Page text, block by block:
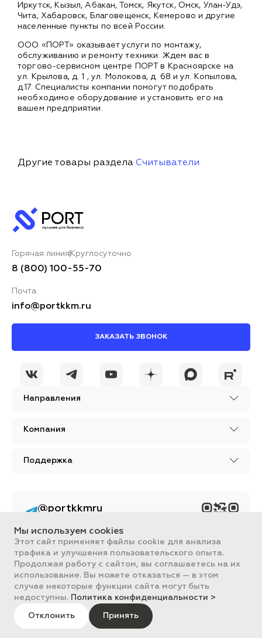
Иркутск, Кызыл, Абакан, Томск, Якутск, Омск, Улан-Удэ,
Чита, Хабаровск, Благовещенск, Кемерово и другие
населенные пункты по всей России.
ООО «ПОРТ» оказывает услуги по монтажу,
обслуживанию и ремонту техники. Ждем вас в
торгово-сервисном центре ПОРТ в Красноярске на
ул. Крылова, д. 1 , ул. Молокова, д. 68 и ул. Копылова,
д.17. Специалисты компании помогут подобрать
необходимое оборудование и установить его на
вашем предприятии.
Другие товары раздела Считыватели
Направления
Компания
Поддержка
Горячая линия Круглосуточно
8 (800) 100-55-70
Почта
info@portkkm.ru
ЗАКАЗАТЬ ЗВОНОК
Вся информация, размещенная на сайте, носит ознакомительный
характер и не является публичной офертой, определяемой
положениями Статьи 437 ГК РФ.
Все цены на сайте указаны с НДС. ООО "ПОРТ" ИНН 2461018892,
ОГРН 1022401953496
ПОРТ 2011-2026
Политика обработки данных
@portkkmru
контент PORT - бизнес
портал
Мы используем cookies
Этот сайт применяет файлы cookie для анализа
трафика и улучшения пользовательского опыта.
Продолжая работу с сайтом, вы соглашаетесь на их
использование. Вы можете отказаться — в этом
случае некоторые функции сайта могут быть
недоступны. Политика конфиденциальности >
Отклонить Принять